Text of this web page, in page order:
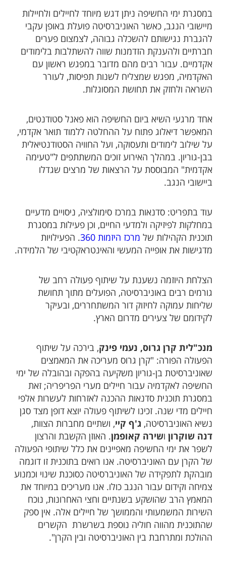
במסגרת ימי החשיפה ניתן דגש מיוחד לחיילים ולחיילות
מיישובי הנגב, כאשר האוניברסיטה פועלת באופן עקבי
להגברת נגישותם להשכלה גבוהה, לצמצום פערים
חברתיים ולהענקת הזדמנות שווה להשתלבות בלימודים
אקדמיים. עבור רבים מהם מדובר במפגש ראשון עם
האקדמיה, מפגש שמצליח לשנות תפיסות, לעורר
השראה ולחזק את תחושת המסוגלות.
אחד מרגעי השיא ביום החשיפה הוא פאנל סטודנטים,
המאפשר דיאלוג פתוח על ההחלטה ללמוד תואר אקדמי,
על שילוב לימודים ותעסוקה, ועל החוויה הסטודנטיאלית
בבן-גוריון. במהלך האירוע זוכים המשתתפים ל"טעימה
אקדמית" המבוססת על הרצאות של מרצים שגדלו
ביישובי הנגב.
עוד בתפריט: סדנאות במרכז סימולציה, ניסויים מדעיים
במחלקות לפיזיקה ולמדעי החיים, וכן פעילות במסגרת
תוכנית הקהילות של מרכז היזמות 360
. הפעילויות
מדגישות את אופייה המעשי והאינטראקטיבי של הלמידה.
הצלחת היוזמה נשענת על שיתוף פעולה רחב של
גורמים רבים באוניברסיטה, הפועלים מתוך תחושת
שליחות עמוקה לחיזוק דור המשתחררים, ובעיקר
לקידומם של צעירים מדרום הארץ.
מנכ"לית קרן גרוס, נעמי פינק, בירכה על שיתוף
הפעולה הפורה: "קרן גרוס מעריכה את המאמצים
שאוניברסיטת בן-גוריון משקיעה בהפקה ובהובלה של ימי
החשיפה לאקדמיה עבור חיילים מערי הפריפריה; זאת
במסגרת תוכנית סדנאות ההכנה לאזרחות לעשרות אלפי
חיילים מדי שנה. זכינו לשיתוף פעולה יוצא דופן מצד סגן
נשיא האוניברסיטה, ג'ף קיי, ושתיים מחברות הצוות,
דנה שוקרון ושירה קאופמן. האוזן הקשבת והרצון
לשפר את ימי החשיפה מאפיינים את כלל שיתופי הפעולה
של הקרן עם האוניברסיטה. אנו רואים בתוכנית זו דוגמה
מובהקת לתפקידה של האוניברסיטה כסוכנת שינוי וכמנוע
צמיחה וקידום עבור הנגב כולו. אנו מעריכים במיוחד את
המאמץ הרב שהושקע בשנתיים וחצי האחרונות, נוכח
השירות המשמעותי והממושך של חיילים אלה. אין ספק
שהתוכנית מהווה חוליה נוספת בשרשרת הקשרים
ההולכת ומתרחבת בין האוניברסיטה ובין הקרן".